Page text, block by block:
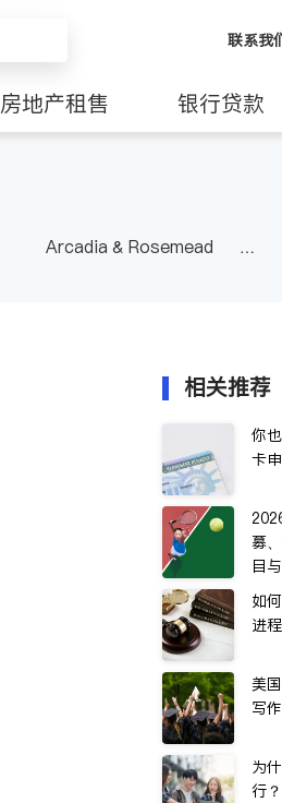
联系我
房地产租售 银行贷款
Arcadia & Rosemead
相关推荐
你
卡
募
目
如
进
美
写
为
行